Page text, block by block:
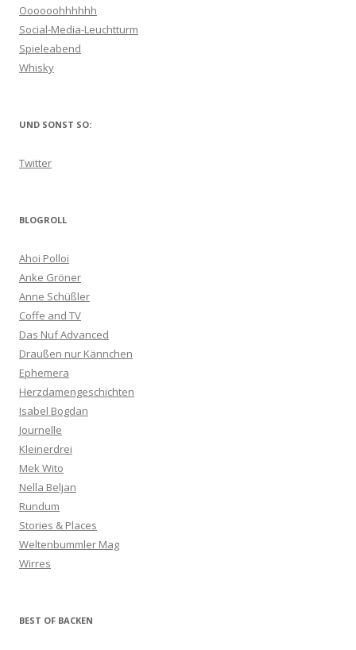
Oooooohhhhhh
Social-Media-Leuchtturm
Spieleabend
Whisky
UND SONST SO:
Twitter
BLOGROLL
Ahoi Polloi
Anke Gröner
Anne Schüßler
Coffe and TV
Das Nuf Advanced
Draußen nur Kännchen
Ephemera
Herzdamengeschichten
Isabel Bogdan
Journelle
Kleinerdrei
Mek Wito
Nella Beljan
Rundum
Stories & Places
Weltenbummler Mag
Wirres
BEST OF BACKEN